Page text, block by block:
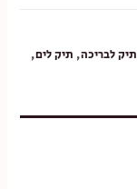
תיק לבריכה, תיק לים,